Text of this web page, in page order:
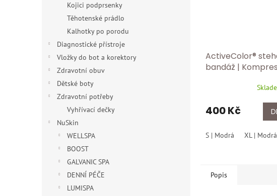
Kojici podprsenky
Těhotenské prádlo
Kalhotky po porodu
Diagnostické přístroje
Vložky do bot a korektory
Zdravotní obuv
Dětské boty
Zdravotní potřeby
Vyhřívací dečky
NuSkin
WELLSPA
BOOST
GALVANIC SPA
DENNÍ PÉČE
LUMISPA
ActiveColor®
bandáž |
prevence a léčba
přetížení BORT
400 Kč
S | Modrá XL | Modrá
Popis